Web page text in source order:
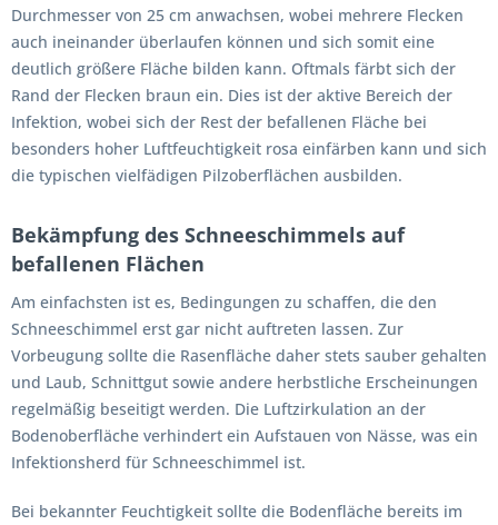
Durchmesser von 25 cm anwachsen, wobei mehrere Flecken
auch ineinander überlaufen können und sich somit eine
deutlich größere Fläche bilden kann. Oftmals färbt sich der
Rand der Flecken braun ein. Dies ist der aktive Bereich der
Infektion, wobei sich der Rest der befallenen Fläche bei
besonders hoher Luftfeuchtigkeit rosa einfärben kann und sich
die typischen vielfädigen Pilzoberflächen ausbilden.
Bekämpfung des Schneeschimmels auf
befallenen Flächen
Am einfachsten ist es, Bedingungen zu schaffen, die den
Schneeschimmel erst gar nicht auftreten lassen. Zur
Vorbeugung sollte die Rasenfläche daher stets sauber gehalten
und Laub, Schnittgut sowie andere herbstliche Erscheinungen
regelmäßig beseitigt werden. Die Luftzirkulation an der
Bodenoberfläche verhindert ein Aufstauen von Nässe, was ein
Infektionsherd für Schneeschimmel ist.
Bei bekannter Feuchtigkeit sollte die Bodenfläche bereits im